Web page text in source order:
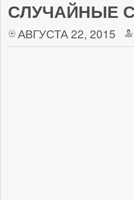
СЛУЧАЙНЫЕ
АВГУСТА 22, 2015